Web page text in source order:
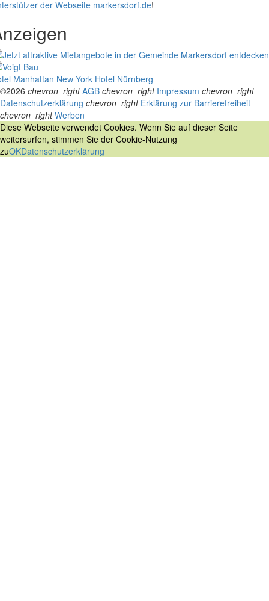
der Webseite markersdorf.de!
Manhattan New York Hotel Nürnberg
©2026 chevron_right AGB chevron_right Impressum chevron_right
Datenschutzerklärung chevron_right Erklärung zur Barrierefreiheit
chevron_right Werben
Diese Webseite verwendet Cookies. Wenn Sie auf dieser Seite
weitersurfen, stimmen Sie der Cookie-Nutzung
zuOKDatenschutzerklärung